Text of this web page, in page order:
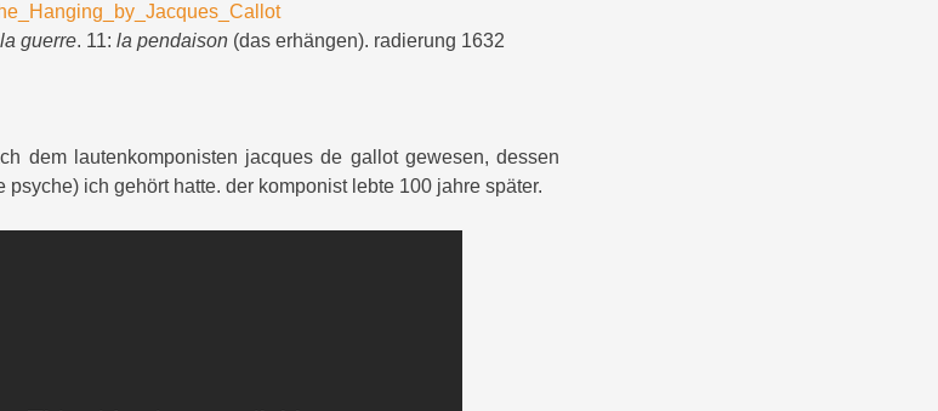
guerre. 11: la pendaison(das erhängen). radierung 1632
dem lautenkomponisten jacques de gallot gewesen, dessen
psyche) ich gehört hatte. der komponist lebte 100 jahre später.